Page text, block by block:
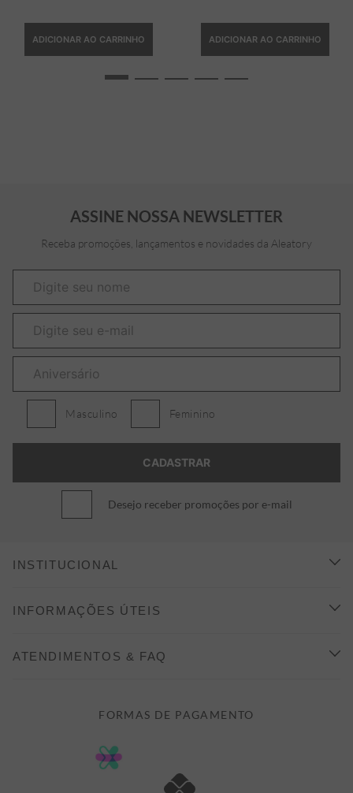
ADICIONAR AO CARRINHO ADICIONAR AO CARRINHO
ASSINE NOSSA NEWSLETTER
Receba promoções, lançamentos e novidades da Aleatory
Masculino Feminino
Desejo receber promoções por e-mail
INSTITUCIONAL
CONHEÇA A ALEATORY
INFORMAÇÕES ÚTEIS
FORMAS DE PAGAMENTO
POLÍTICA DE PRIVACIDADE
ATENDIMENTOS & FAQ
FORMAS DE PAGAMENTO